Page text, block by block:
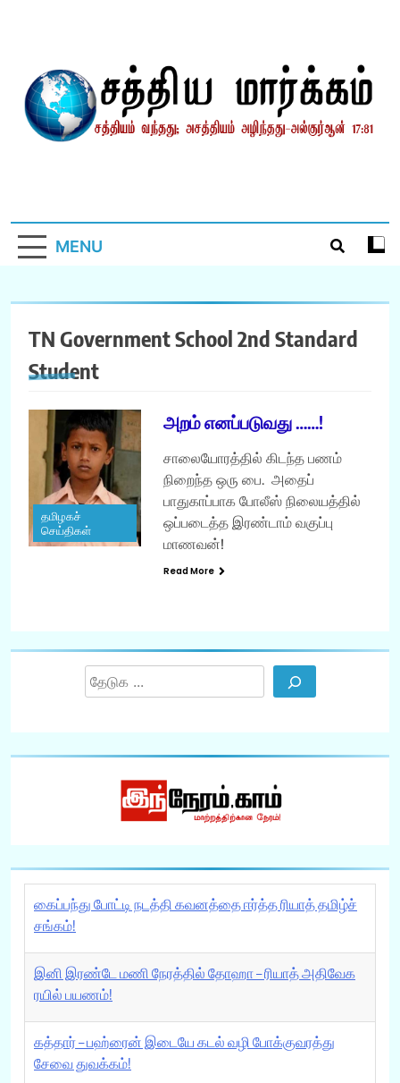
MENU
TN Government School 2nd Standard
Student
தமிழகச்
செய்திகள்
அறம் எனப்படுவது ……!
சாலையோரத்தில் கிடந்த பணம்
நிறைந்த ஒரு பை. அதைப்
பாதுகாப்பாக போலீஸ் நிலையத்தில்
ஒப்படைத்த இரண்டாம் வகுப்பு
மாணவன்!
Read More
கைப்பந்து போட்டி நடத்தி கவனத்தை ஈர்த்த ரியாத் தமிழ்ச்
சங்கம்!
இனி இரண்டே மணி நேரத்தில் தோஹா – ரியாத் அதிவேக
ரயில் பயணம்!
கத்தார் – பஹ்ரைன் இடையே கடல் வழி போக்குவரத்து
சேவை துவக்கம்!